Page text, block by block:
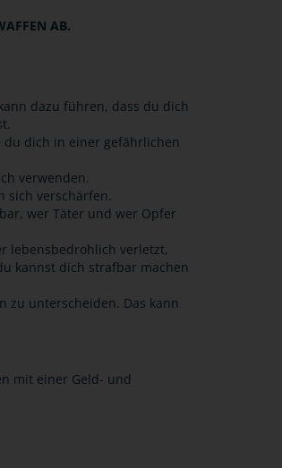
AB.
dazu führen, dass du dich
dich in einer gefährlichen
verwenden.
sich verschärfen.
wer Täter und wer Opfer
lebensbedrohlich verletzt,
kannst dich strafbar machen
zu unterscheiden. Das kann
mit einer Geld- und